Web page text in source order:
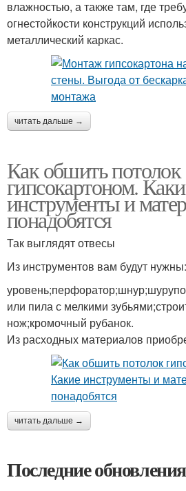
влажностью, а также там, где
огнестойкости конструкций
металлический каркас.
читать дальше →
Как обшить потолок
гипсокартоном.
инструменты и
понадобятся
Так выглядят отвесы
Из инструментов вам будут нужны:
или пила с мелкими
нож;кромочный рубанок.
Из расходных материалов
читать дальше →
Последние